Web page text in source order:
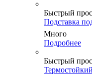
Быстрый
Подставка
Много
Подробнее
Быстрый